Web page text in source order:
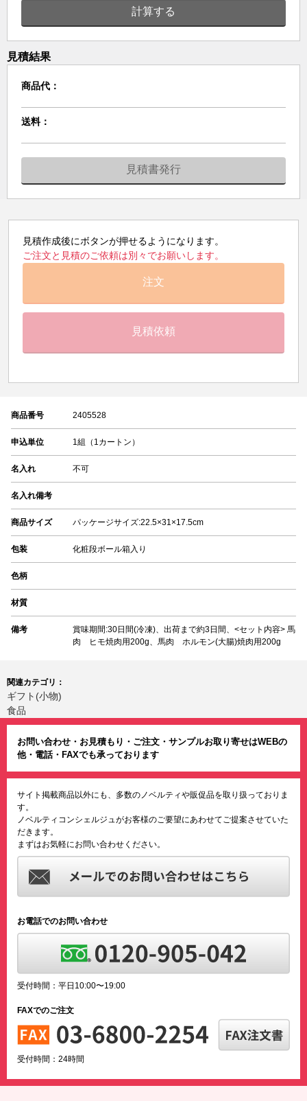
計算する
見積結果
商品代：
送料：
見積書発行
見積作成後にボタンが押せるようになります。
ご注文と見積のご依頼は別々でお願いします。
注文
見積依頼
商品番号 2405528
申込単位 1組（1カートン）
名入れ 不可
名入れ備考
商品サイズ パッケージサイズ:22.5×31×17.5cm
包装 化粧段ボール箱入り
色柄
材質
備考
賞味期間:30日間(冷凍)、出荷まで約3日間、<セット内容> 馬
肉 ヒモ焼肉用200g、馬肉 ホルモン(大腸)焼肉用200g
関連カテゴリ：
ギフト(小物)
食品
お問い合わせ・お見積もり・ご注文・サンプルお取り寄せはWEBの
他・電話・FAXでも承っております
サイト掲載商品以外にも、多数のノベルティや販促品を取り扱っておりま
す。
ノベルティコンシェルジュがお客様のご要望にあわせてご提案させていた
だきます。
まずはお気軽にお問い合わせください。
お電話でのお問い合わせ
受付時間：平日10:00〜19:00
FAXでのご注文
受付時間：24時間